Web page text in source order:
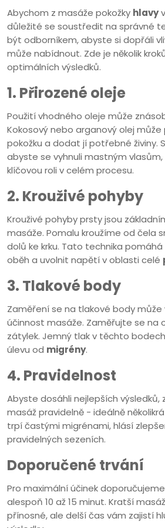
Abychom z masáže pokožky hlavy
důležité se soustředit na správné
být odborníkem, abyste si dopřáli
může nabídnout. Zde je několik
optimálních výsledků.
1. Přirozené oleje
Použití vhodného oleje může
Kokosový nebo arganový olej
pokožku a dodat jí potřebné živiny.
abyste se vyhnuli mastným vlasům,
klíčovou roli v celém procesu.
2. Krouživé pohyby
Krouživé pohyby prsty jsou
masáže. Pomalu kroužíme od čela
dolů ke krku. Tato technika
oběh a uvolnit napětí v oblasti celé
3. Tlakové body
Zaměření se na tlakové body
účinnost masáže. Zaměřujte se na
zátylek. Jemný tlak v těchto
úlevu od migrény.
4. Pravidelnost
Abyste dosáhli nejlepších výsledků,
masáž pravidelně - ideálně
trpí častými migrénami, hlásí
pravidelných sezeních.
Doporučené trvání
Pro maximální účinek
alespoň 10 až 15 minut. Kratší
přínosné, ale delší čas vám zajistí